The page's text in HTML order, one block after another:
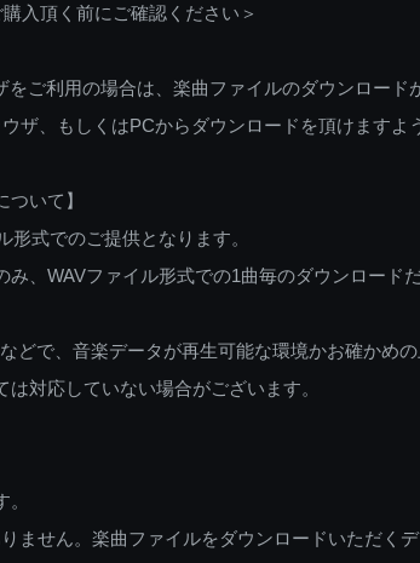
入頂く前にご確認ください＞
をご利用の場合は、楽曲ファイルのダウンロード
ザ、もしくはPCからダウンロードを頂けますよ
ついて】
形式でのご提供となります。
、WAVファイル形式での1曲毎のダウンロード
どで、音楽データが再生可能な環境かお確かめの
対応していない場合がございます。
ません。楽曲ファイルをダウンロードいただく